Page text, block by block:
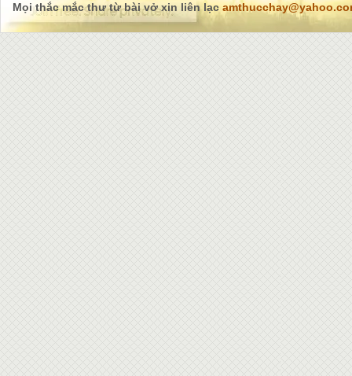
Mọi thắc mắc thư từ bài vở xin liên lạc